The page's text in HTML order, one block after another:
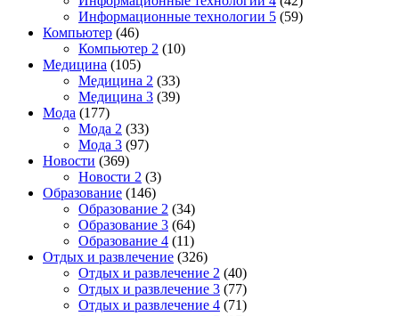
Информационные технологии 5 (59)
Компьютер (46)
Компьютер 2 (10)
Медицина (105)
Медицина 2 (33)
Медицина 3 (39)
Мода (177)
Мода 2 (33)
Мода 3 (97)
Новости (369)
Новости 2 (3)
Образование (146)
Образование 2 (34)
Образование 3 (64)
Образование 4 (11)
Отдых и развлечение (326)
Отдых и развлечение 2 (40)
Отдых и развлечение 3 (77)
Отдых и развлечение 4 (71)